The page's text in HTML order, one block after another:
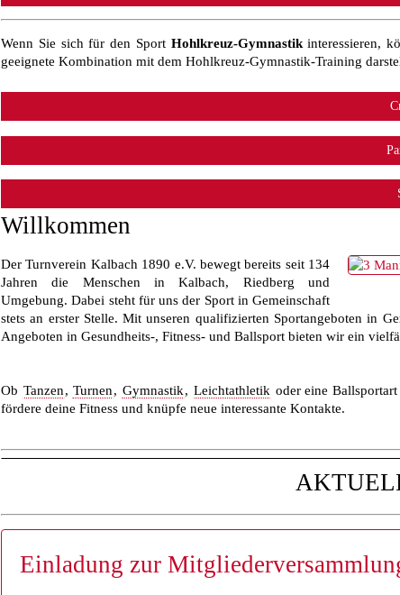
Wenn Sie sich für den Sport Hohlkreuz-Gymnastikinteressieren,
geeignete Kombination mit dem Hohlkreuz-Gymnastik-Training
Willkommen
Der Turnverein Kalbach 1890 e.V. bewegt bereits seit 134
Jahren die Menschen in Kalbach, Riedberg und
Umgebung. Dabei steht für uns der Sport in Gemeinschaft
stets an erster Stelle. Mit unseren qualifizierten Sportangeboten in
Angeboten in Gesundheits-, Fitness- und Ballsport bieten wir ein
Ob Tanzen, Turnen, Gymnastik, Leichtathletik oder eine
fördere deine Fitness und knüpfe neue interessante Kontakte.
Einladung zur